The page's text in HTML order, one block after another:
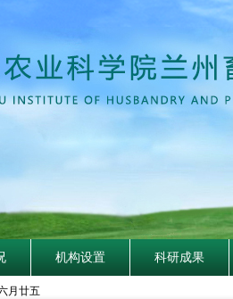
机构设置 科研成果
月廿五